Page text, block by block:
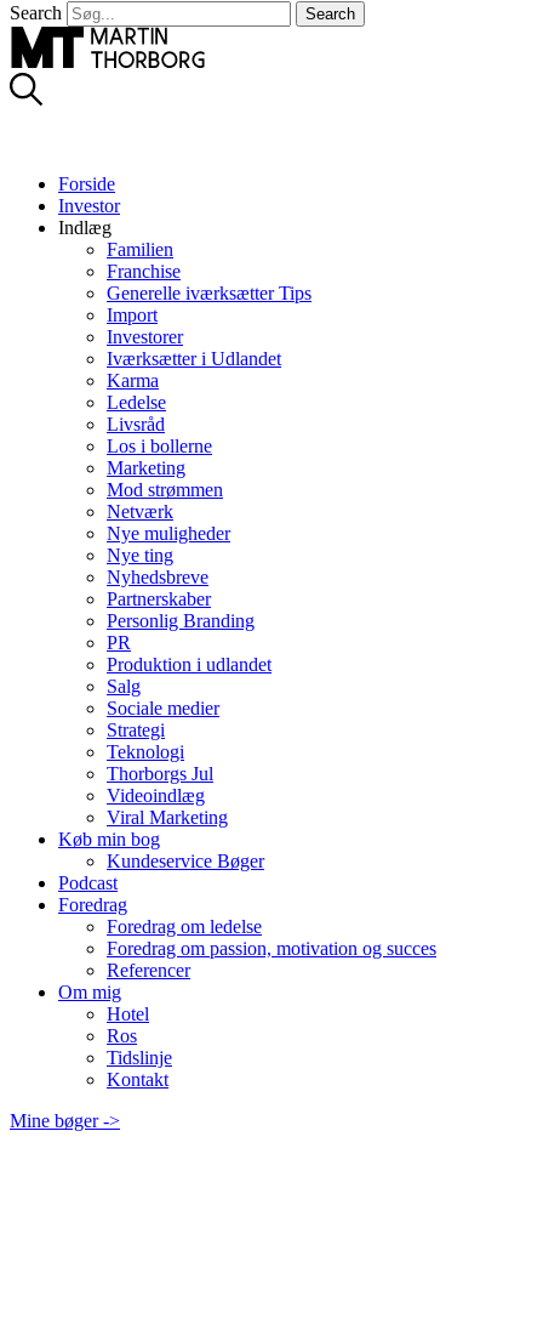
Search Search
Forside
Investor
Indlæg
Familien
Franchise
Generelle iværksætter Tips
Import
Investorer
Iværksætter i Udlandet
Karma
Ledelse
Livsråd
Los i bollerne
Marketing
Mod strømmen
Netværk
Nye muligheder
Nye ting
Nyhedsbreve
Partnerskaber
Personlig Branding
PR
Produktion i udlandet
Salg
Sociale medier
Strategi
Teknologi
Thorborgs Jul
Videoindlæg
Viral Marketing
Køb min bog
Kundeservice Bøger
Podcast
Foredrag
Foredrag om ledelse
Foredrag om passion, motivation og succes
Referencer
Om mig
Hotel
Ros
Tidslinje
Kontakt
Mine bøger ->